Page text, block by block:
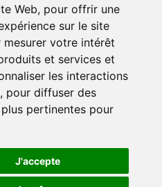
Web, pour offrir une
sur le site
mesurer votre intérêt
et services et
les interactions
, pour diffuser des
pertinentes pour
J'accepte
40 91
EMAIL
droits réservésACN
internet
POINTWEB
UTILISATION DES